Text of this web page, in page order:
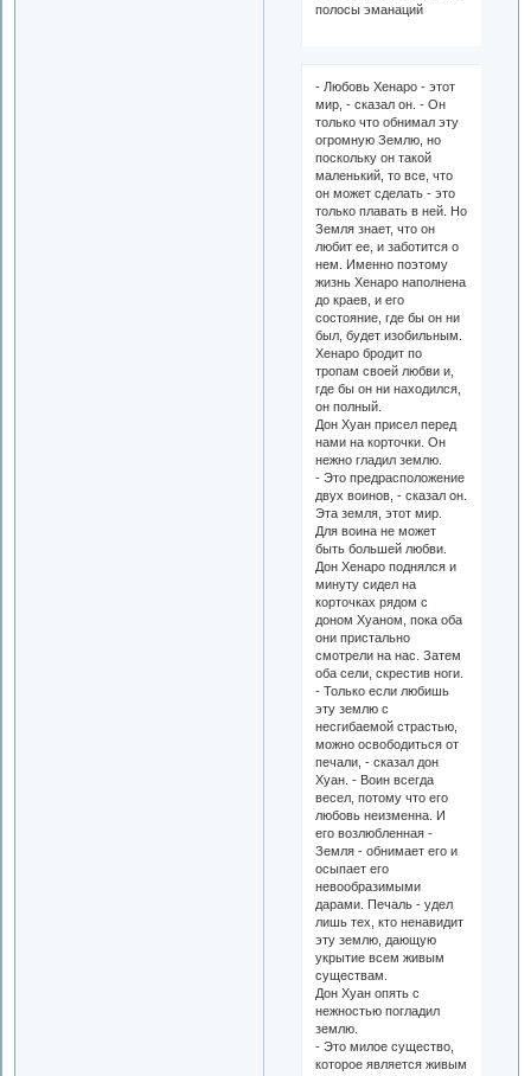
полосы эманаций
- Любовь Хенаро - этот
мир, - сказал он. - Он
только что обнимал эту
огромную Землю, но
поскольку он такой
маленький, то все, что
он может сделать - это
только плавать в ней. Но
Земля знает, что он
любит ее, и заботится о
нем. Именно поэтому
жизнь Хенаро наполнена
до краев, и его
состояние, где бы он ни
был, будет изобильным.
Хенаро бродит по
тропам своей любви и,
где бы он ни находился,
он полный.
Дон Хуан присел перед
нами на корточки. Он
нежно гладил землю.
- Это предрасположение
двух воинов, - сказал он.
Эта земля, этот мир.
Для воина не может
быть большей любви.
Дон Хенаро поднялся и
минуту сидел на
корточках рядом с
доном Хуаном, пока оба
они пристально
смотрели на нас. Затем
оба сели, скрестив ноги.
- Только если любишь
эту землю с
несгибаемой страстью,
можно освободиться от
печали, - сказал дон
Хуан. - Воин всегда
весел, потому что его
любовь неизменна. И
его возлюбленная -
Земля - обнимает его и
осыпает его
невообразимыми
дарами. Печаль - удел
лишь тех, кто ненавидит
эту землю, дающую
укрытие всем живым
существам.
Дон Хуан опять с
нежностью погладил
землю.
- Это милое существо,
которое является живым